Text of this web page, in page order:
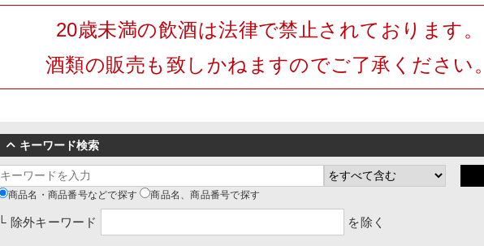
20歳未満の飲酒は法律で禁止されております。
酒類の販売も致しかねますのでご了承ください。
キーワード検索
商品名・商品番号などで探す 商品名、商品番号で探す
└ 除外キーワード を除く